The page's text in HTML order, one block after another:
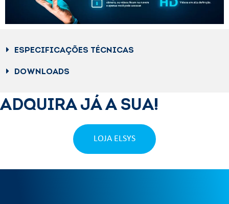
ESPECIFICAÇÕES TÉCNICAS
DOWNLOADS
ADQUIRA JÁ A SUA!
LOJA ELSYS